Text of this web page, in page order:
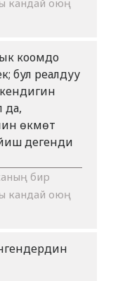
коомдо
бул реалдуу
да,
өкмөт
дегенди
бир
кандай оюң